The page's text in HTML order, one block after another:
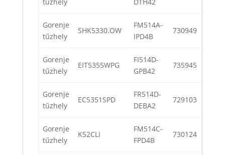
tűzhely
DTH42
Gorenje
tűzhely
SHK5330.OW
FM514A-
IPD4B
730949
Gorenje
tűzhely
EIT5355WPG
FI514D-
GPB42
735945
Gorenje
tűzhely
EC5351SPD
FR514D-
DEBA2
729103
Gorenje
tűzhely
K52CLI
FM514C-
FPD4B
730124